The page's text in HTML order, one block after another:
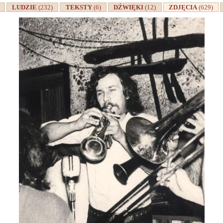
LUDZIE(232) TEKSTY (6) DŹWIĘKI(12) ZDJĘCIA(629)